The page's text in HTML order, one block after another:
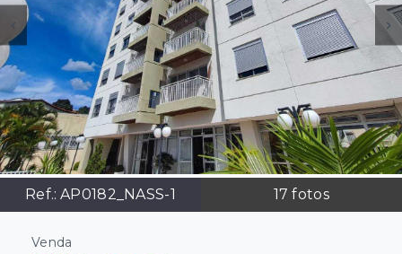
Ref.:AP0182_NASS-1 17 fotos
Venda